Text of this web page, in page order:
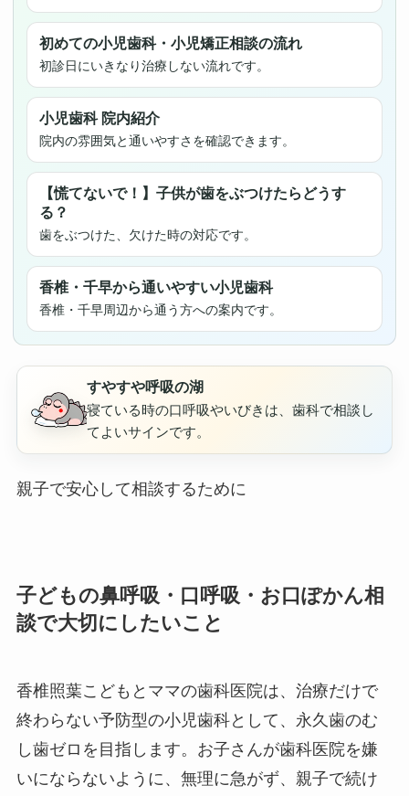
初めての小児歯科・小児矯正相談の流れ
初診日にいきなり治療しない流れです。
小児歯科 院内紹介
院内の雰囲気と通いやすさを確認できます。
【慌てないで！】子供が歯をぶつけたらどうす
る？
歯をぶつけた、欠けた時の対応です。
香椎・千早から通いやすい小児歯科
香椎・千早周辺から通う方への案内です。
すやすや呼吸の湖
寝ている時の口呼吸やいびきは、歯科で相談し
てよいサインです。
親子で安心して相談するために
子どもの鼻呼吸・口呼吸・お口ぽかん相
談で大切にしたいこと
香椎照葉こどもとママの歯科医院は、治療だけで
終わらない予防型の小児歯科として、永久歯のむ
し歯ゼロを目指します。お子さんが歯科医院を嫌
いにならないように、無理に急がず、親子で続け